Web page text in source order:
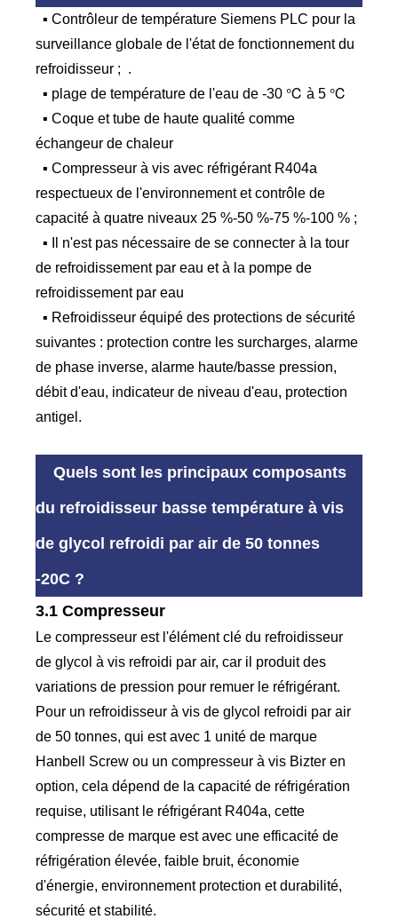
▪ Contrôleur de température Siemens PLC pour la
surveillance globale de l'état de fonctionnement du
refroidisseur ; .
▪ plage de température de l'eau de -30 ℃ à 5 ℃
▪ Coque et tube de haute qualité comme
échangeur de chaleur
▪ Compresseur à vis avec réfrigérant R404a
respectueux de l'environnement et contrôle de
capacité à quatre niveaux 25 %-50 %-75 %-100 % ;
▪ Il n'est pas nécessaire de se connecter à la tour
de refroidissement par eau et à la pompe de
refroidissement par eau
▪ Refroidisseur équipé des protections de sécurité
suivantes : protection contre les surcharges, alarme
de phase inverse, alarme haute/basse pression,
débit d'eau, indicateur de niveau d'eau, protection
antigel.
Quels sont les principaux composants
du refroidisseur basse température à vis
de glycol refroidi par air de 50 tonnes
-20C ?
3.1 Compresseur
Le compresseur est l'élément clé du refroidisseur
de glycol à vis refroidi par air, car il produit des
variations de pression pour remuer le réfrigérant.
Pour un refroidisseur à vis de glycol refroidi par air
de 50 tonnes, qui est avec 1 unité de marque
Hanbell Screw ou un compresseur à vis Bizter en
option, cela dépend de la capacité de réfrigération
requise, utilisant le réfrigérant R404a, cette
compresse de marque est avec une efficacité de
réfrigération élevée, faible bruit, économie
d'énergie, environnement protection et durabilité,
sécurité et stabilité.